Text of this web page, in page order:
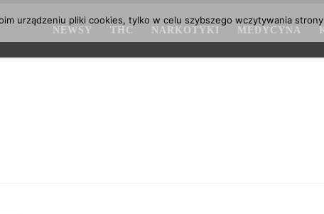
NEWSY THC NARKOTYKI MEDYCYNA
urządzeniu pliki cookies, tylko w celu szybszego wczytywania